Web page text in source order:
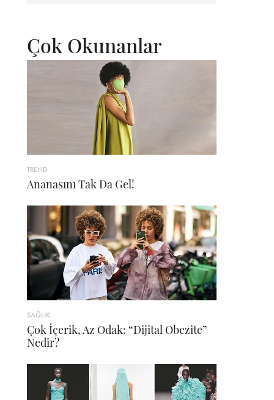
Çok Okunanlar
TREND
Ananasını Tak Da Gel!
SAĞLIK
Çok İçerik, Az Odak: “Dijital Obezite”
Nedir?